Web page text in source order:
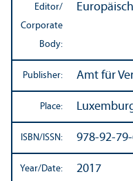
Editor/
Corporate
Body:
Publisher: Amt für
Place:
ISBN/ISSN: 978-92-
Year/Date: 2017